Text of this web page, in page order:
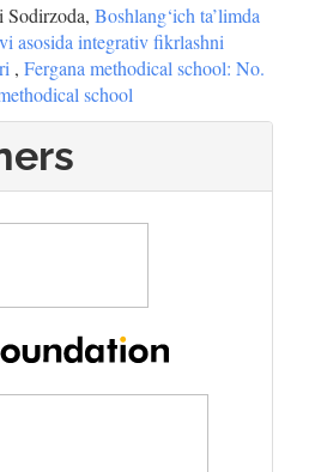
Boshlang‘ich ta’limda
asosida integrativ fikrlashni
, Fergana methodical school: No.
school